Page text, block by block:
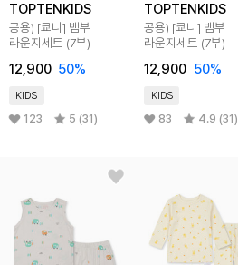
TOPTENKIDS
공용) [쿄니] 뱀부
라운지세트 (7부)
12,900 50%
KIDS
123 5 (31)
TOPTENKIDS
공용) [쿄니] 뱀부
라운지세트 (7부)
12,900 50%
KIDS
83 4.9 (31)